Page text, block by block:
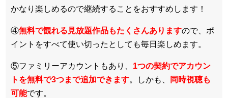
かなり楽しめるので継続することをおすすめします！
④無料で観れる見放題作品もたくさんありますので、ポ
イントをすべて使い切ったとしても毎日楽しめます。
⑤ファミリーアカウントもあり、 1つの契約でアカウン
トを無料で3つまで追加できます。しかも、
同時視聴も
可能です。